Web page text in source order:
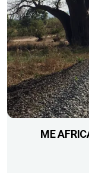
ME